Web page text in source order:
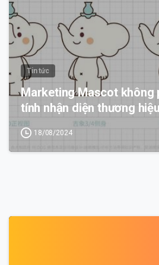
Tin tức
Marketing Mascot không
tính nhận diện thương hiệu
18/08/2024